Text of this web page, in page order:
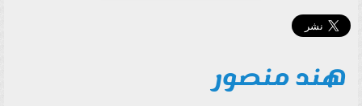
هند منصور